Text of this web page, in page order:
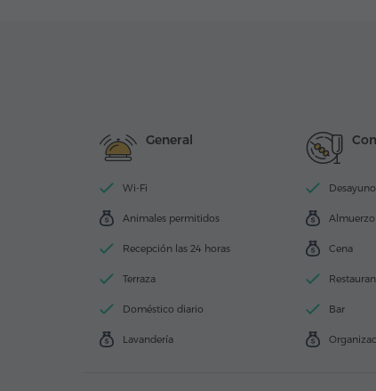
General
Wi-Fi
Animales permitidos
Recepción las 24 horas
Terraza
Doméstico diario
Lavandería
Desayuno
Almuerzo
Cena
Bar